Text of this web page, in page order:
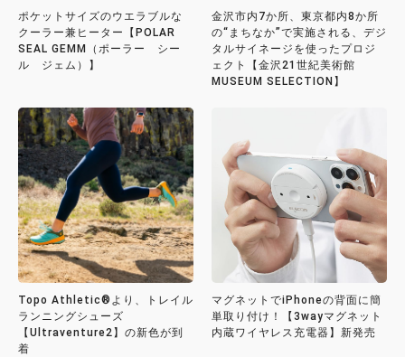
ポケットサイズのウエラブルな
クーラー兼ヒーター【POLAR
SEAL GEMM（ポーラー シー
ル ジェム）】
⾦沢市内7か所、東京都内8か所
の“まちなか”で実施される、デジ
タルサイネージを使ったプロジ
ェクト【金沢21世紀美術館
MUSEUM SELECTION】
Topo Athletic®より、トレイル
ランニングシューズ
【Ultraventure2】の新色が到
着
マグネットでiPhoneの背面に簡
単取り付け！【3wayマグネット
内蔵ワイヤレス充電器】新発売